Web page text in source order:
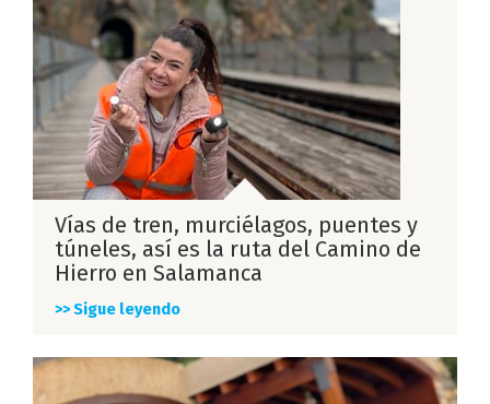
Vías de tren, murciélagos, puentes y
túneles, así es la ruta del Camino de
Hierro en Salamanca
>> Sigue leyendo